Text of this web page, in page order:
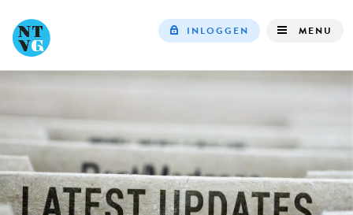
navigation
INLOGGEN MENU